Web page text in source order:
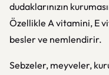
dudaklarınızın
Özellikle A vitamini, E
besler ve nemlendirir.
Sebzeler, meyveler,